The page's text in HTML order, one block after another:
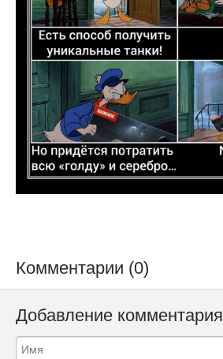
Комментарии (0)
Добавление комментария